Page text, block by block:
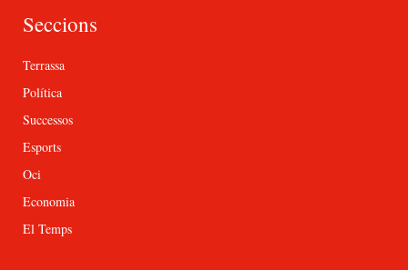
Seccions
Terrassa
Política
Successos
Esports
Oci
Economia
El Temps